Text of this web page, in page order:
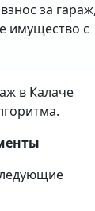
за гараж,
имущество с
в Калаче